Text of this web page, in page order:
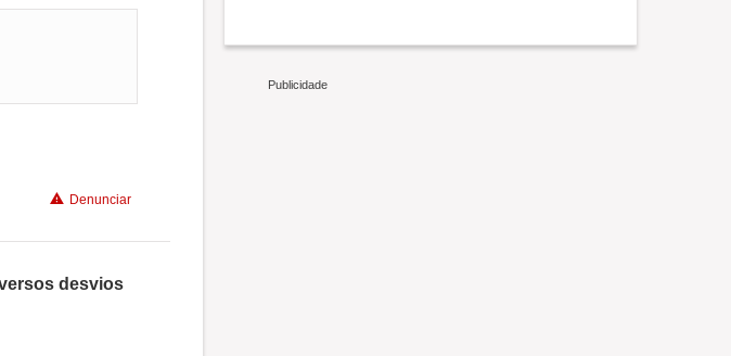
Denunciar
desvios